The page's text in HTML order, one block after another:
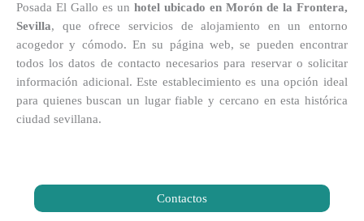
Posada El Gallo es un hotel ubicado en Morón de la Frontera,
Sevilla, que ofrece servicios de alojamiento en un entorno
acogedor y cómodo. En su página web, se pueden encontrar
todos los datos de contacto necesarios para reservar o solicitar
información adicional. Este establecimiento es una opción ideal
para quienes buscan un lugar fiable y cercano en esta histórica
ciudad sevillana.
Contactos